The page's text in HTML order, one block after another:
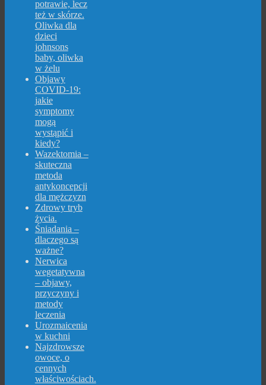
potrawie, lecz
też w skórze.
Oliwka dla
dzieci
johnsons
baby, oliwka
w żelu
Objawy
COVID-19:
jakie
symptomy
mogą
wystąpić i
kiedy?
Wazektomia –
skuteczna
metoda
antykoncepcji
dla mężczyzn
Zdrowy tryb
życia.
Śniadania –
dlaczego są
ważne?
Nerwica
wegetatywna
– objawy,
przyczyny i
metody
leczenia
Urozmaicenia
w kuchni
Najzdrowsze
owoce, o
cennych
właściwościach.